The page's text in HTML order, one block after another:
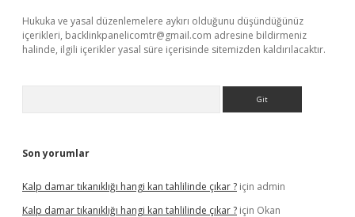
Hukuka ve yasal düzenlemelere aykırı olduğunu düşündüğünüz
içerikleri, backlinkpanelicomtr@gmail.com adresine bildirmeniz
halinde, ilgili içerikler yasal süre içerisinde sitemizden kaldırılacaktır.
Son yorumlar
Kalp damar tıkanıklığı hangi kan tahlilinde çıkar ? için admin
Kalp damar tıkanıklığı hangi kan tahlilinde çıkar ? için Okan